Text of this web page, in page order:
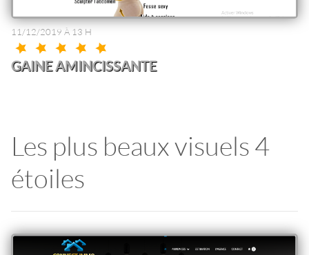
11/12/2019 À 13 H
GAINE AMINCISSANTE
Les plus beaux visuels 4
étoiles